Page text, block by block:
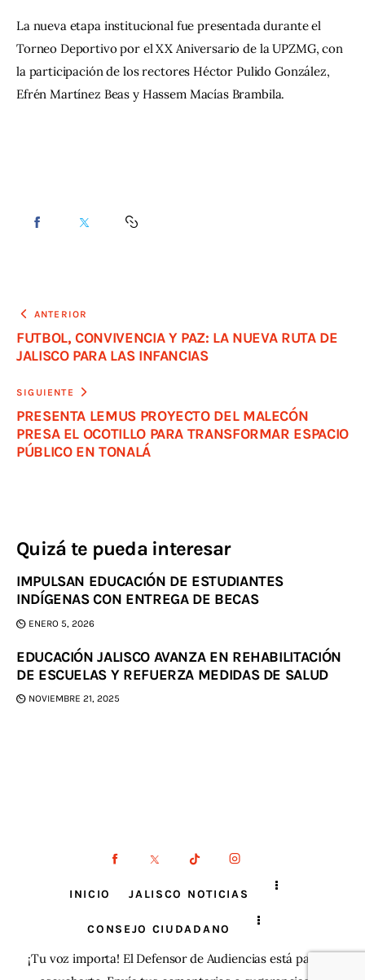
La nueva etapa institucional fue presentada durante el
Torneo Deportivo por el XX Aniversario de la UPZMG, con
la participación de los rectores Héctor Pulido González,
Efrén Martínez Beas y Hassem Macías Brambila.
ANTERIOR
FUTBOL, CONVIVENCIA Y PAZ: LA NUEVA RUTA DE
JALISCO PARA LAS INFANCIAS
SIGUIENTE
PRESENTA LEMUS PROYECTO DEL MALECÓN
PRESA EL OCOTILLO PARA TRANSFORMAR ESPACIO
PÚBLICO EN TONALÁ
Quizá te pueda interesar
IMPULSAN EDUCACIÓN DE ESTUDIANTES
INDÍGENAS CON ENTREGA DE BECAS
ENERO 5, 2026
EDUCACIÓN JALISCO AVANZA EN REHABILITACIÓN
DE ESCUELAS Y REFUERZA MEDIDAS DE SALUD
NOVIEMBRE 21, 2025
INICIO JALISCO NOTICIAS
CONSEJO CIUDADANO
¡Tu voz importa! El Defensor de Audiencias está para